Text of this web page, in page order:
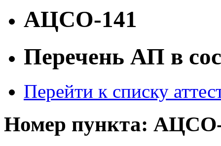
АЦСО-141
Перечень АП в
Перейти к списку
Номер пункта: